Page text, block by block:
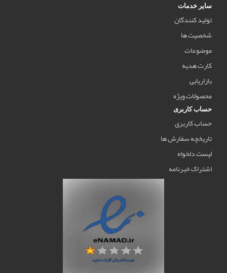
سایر خدمات
تولید کنندگان
شخصیت ها
موضوعات
کارت هدیه
بازاریابی
محصولات ویژه
حساب کاربری
حساب کاربری
تاریخچه سفارش ها
لیست دلخواه
اشتراک خبرنامه